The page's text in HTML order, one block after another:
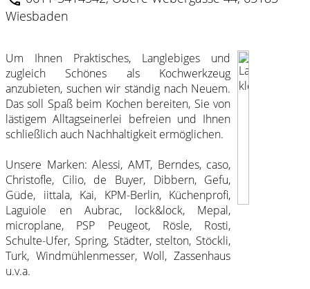
Schneidbretter
Vegetarier
Wasserkocher
GeFu Küchenhelfer
Rösle Küchenhelfer
TopfSets
Woks
Turk Pfannen
Woll Pfannen
Alessi Töpfe
Berndes Töpfe
Cristel Töpfe
de Buyer Töpfe
Küchenprofi Töpfe
Nymphenburg
Royal Copenhagen
Royal Limoges
Wedgwood
Auslauf Serien
Becher
Sektgläser
Weingläser
iittala Gläser
Riedel Gläser
Theresienthal Gläser
Wiesbaden
Um Ihnen Praktisches, Langlebiges und
zugleich Schönes als Kochwerkzeug
anzubieten, suchen wir ständig nach Neuem.
Das soll Spaß beim Kochen bereiten, Sie von
lästigem Alltagseinerlei befreien und Ihnen
schließlich auch Nachhaltigkeit ermöglichen.
Unsere Marken: Alessi, AMT, Berndes, caso,
Christofle, Cilio, de Buyer, Dibbern, Gefu,
Güde, iittala, Kai, KPM-Berlin, Küchenprofi,
Laguiole en Aubrac, lock&lock, Mepal,
microplane, PSP Peugeot, Rösle, Rosti,
Schulte-Ufer, Spring, Städter, stelton, Stöckli,
Turk, Windmühlenmesser, Woll, Zassenhaus
u.v.a.